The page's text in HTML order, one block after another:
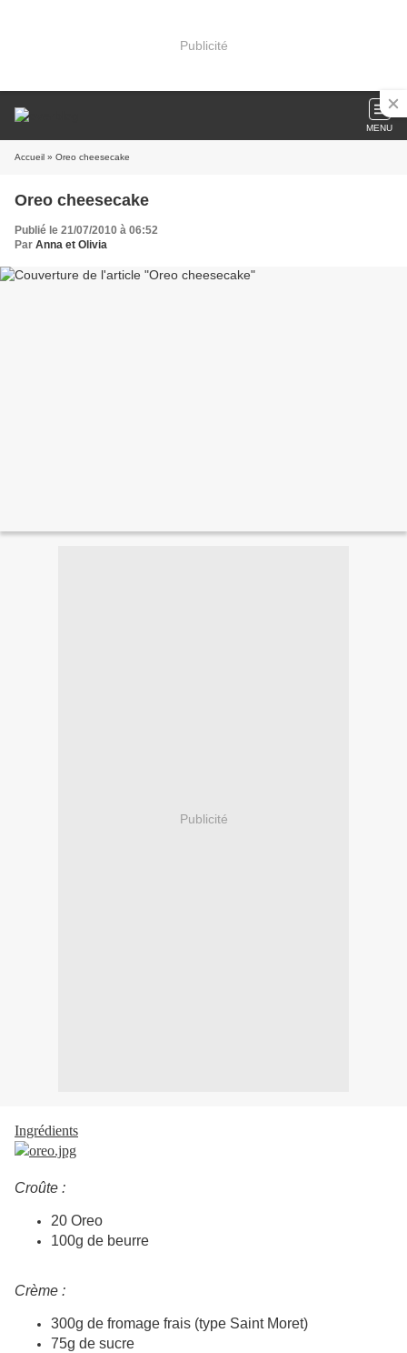
Publicité
MENU
Accueil » Oreo cheesecake
Oreo cheesecake
Publié le 21/07/2010 à 06:52
Par Anna et Olivia
Publicité
Ingrédients
Croûte :
20 Oreo
100g de beurre
Crème :
300g de fromage frais (type Saint Moret)
75g de sucre